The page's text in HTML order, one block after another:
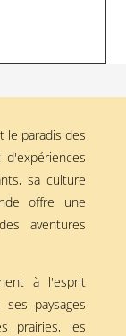
le paradis des
sa culture
offre une
aventures
à l'esprit
paysages
prairies, les